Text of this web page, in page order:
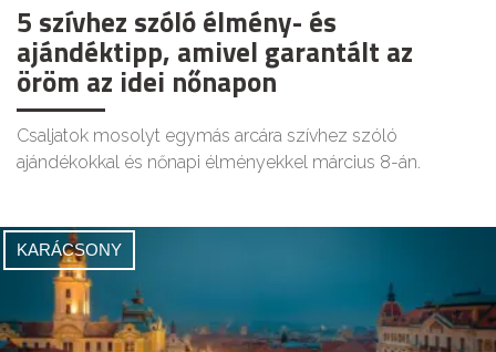
5 szívhez szóló élmény- és
ajándéktipp, amivel garantált az
öröm az idei nőnapon
Csaljatok mosolyt egymás arcára szívhez szóló
ajándékokkal és nőnapi élményekkel március 8-án.
KARÁCSONY